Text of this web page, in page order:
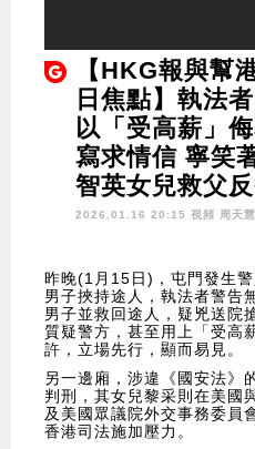
【HKG報與幫
日焦點】執法
以「受高薪」
寫求情信 寧笑
智英女兒救父
2026.01.16 20:15 視頻 周天慧
昨晚(1月15日)，屯門發生
男子挾持途人，執法者警告
男子並救回途人，疑兇送院
質疑警方，甚至用上「受高
許，立場先行，顯而易見。
另一邊廂，涉違《國安法》
判刑，其女兒黎采則在美國
及美國眾議院外交事務委員
香港司法施加壓力。